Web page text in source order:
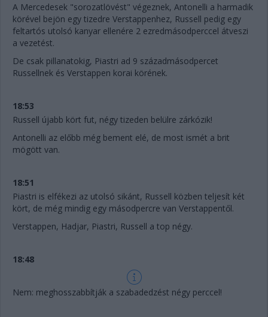
A Mercedesek "sorozatlövést" végeznek, Antonelli a harmadik
körével bejön egy tizedre Verstappenhez, Russell pedig egy
feltartós utolsó kanyar ellenére 2 ezredmásodperccel átveszi
a vezetést.
De csak pillanatokig, Piastri ad 9 századmásodpercet
Russellnek és Verstappen korai körének.
18:53
Russell újabb kört fut, négy tizeden belülre zárkózik!
Antonelli az előbb még bement elé, de most ismét a brit
mögött van.
18:51
Piastri is elfékezi az utolsó sikánt, Russell közben teljesít két
kört, de még mindig egy másodpercre van Verstappentől.
Verstappen, Hadjar, Piastri, Russell a top négy.
18:48
Nem: meghosszabbítják a szabadedzést négy perccel!